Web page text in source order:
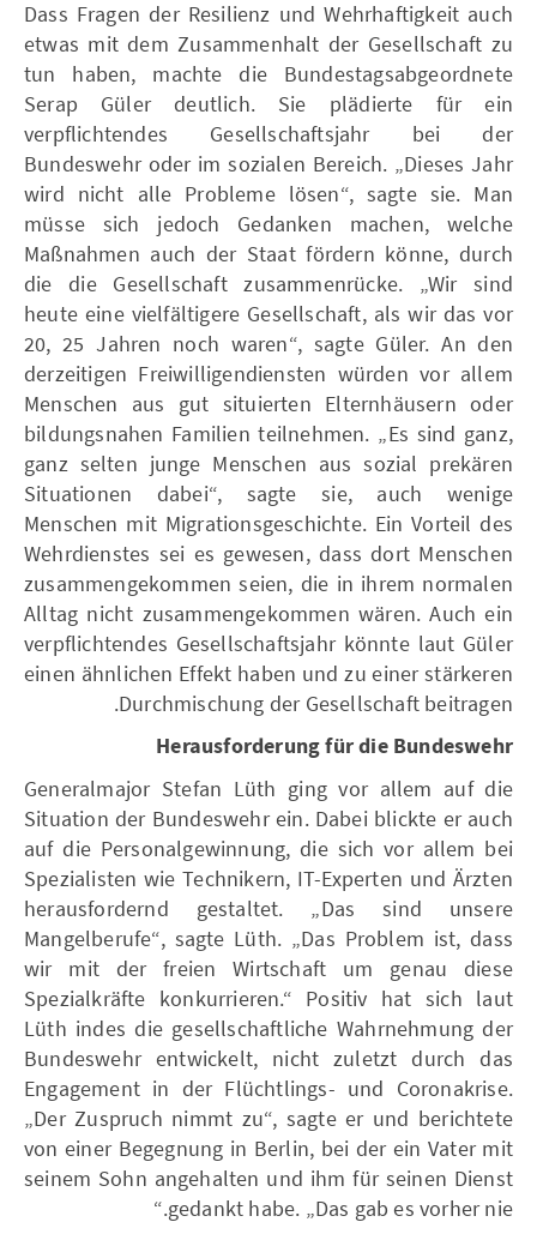
Dass Fragen der Resilienz und Wehrhaftigkeit auch
etwas mit dem Zusammenhalt der Gesellschaft zu
tun haben, machte die Bundestagsabgeordnete
Serap Güler deutlich. Sie plädierte für ein
verpflichtendes Gesellschaftsjahr bei der
Bundeswehr oder im sozialen Bereich. „Dieses Jahr
wird nicht alle Probleme lösen“, sagte sie. Man
müsse sich jedoch Gedanken machen, welche
Maßnahmen auch der Staat fördern könne, durch
die die Gesellschaft zusammenrücke. „Wir sind
heute eine vielfältigere Gesellschaft, als wir das vor
20, 25 Jahren noch waren“, sagte Güler. An den
derzeitigen Freiwilligendiensten würden vor allem
Menschen aus gut situierten Elternhäusern oder
bildungsnahen Familien teilnehmen. „Es sind ganz,
ganz selten junge Menschen aus sozial prekären
Situationen dabei“, sagte sie, auch wenige
Menschen mit Migrationsgeschichte. Ein Vorteil des
Wehrdienstes sei es gewesen, dass dort Menschen
zusammengekommen seien, die in ihrem normalen
Alltag nicht zusammengekommen wären. Auch ein
verpflichtendes Gesellschaftsjahr könnte laut Güler
einen ähnlichen Effekt haben und zu einer stärkeren
Durchmischung der Gesellschaft beitragen.
Herausforderung für die Bundeswehr
Generalmajor Stefan Lüth ging vor allem auf die
Situation der Bundeswehr ein. Dabei blickte er auch
auf die Personalgewinnung, die sich vor allem bei
Spezialisten wie Technikern, IT-Experten und Ärzten
herausfordernd gestaltet. „Das sind unsere
Mangelberufe“, sagte Lüth. „Das Problem ist, dass
wir mit der freien Wirtschaft um genau diese
Spezialkräfte konkurrieren.“ Positiv hat sich laut
Lüth indes die gesellschaftliche Wahrnehmung der
Bundeswehr entwickelt, nicht zuletzt durch das
Engagement in der Flüchtlings- und Coronakrise.
„Der Zuspruch nimmt zu“, sagte er und berichtete
von einer Begegnung in Berlin, bei der ein Vater mit
seinem Sohn angehalten und ihm für seinen Dienst
gedankt habe. „Das gab es vorher nie.“